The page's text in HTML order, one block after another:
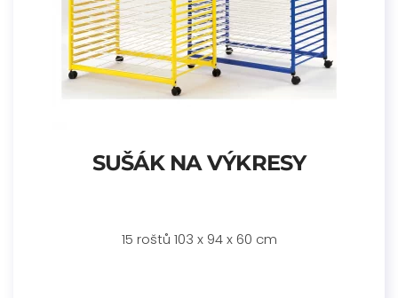
SUŠÁK NA VÝKRESY
15 roštů 103 x 94 x 60 cm